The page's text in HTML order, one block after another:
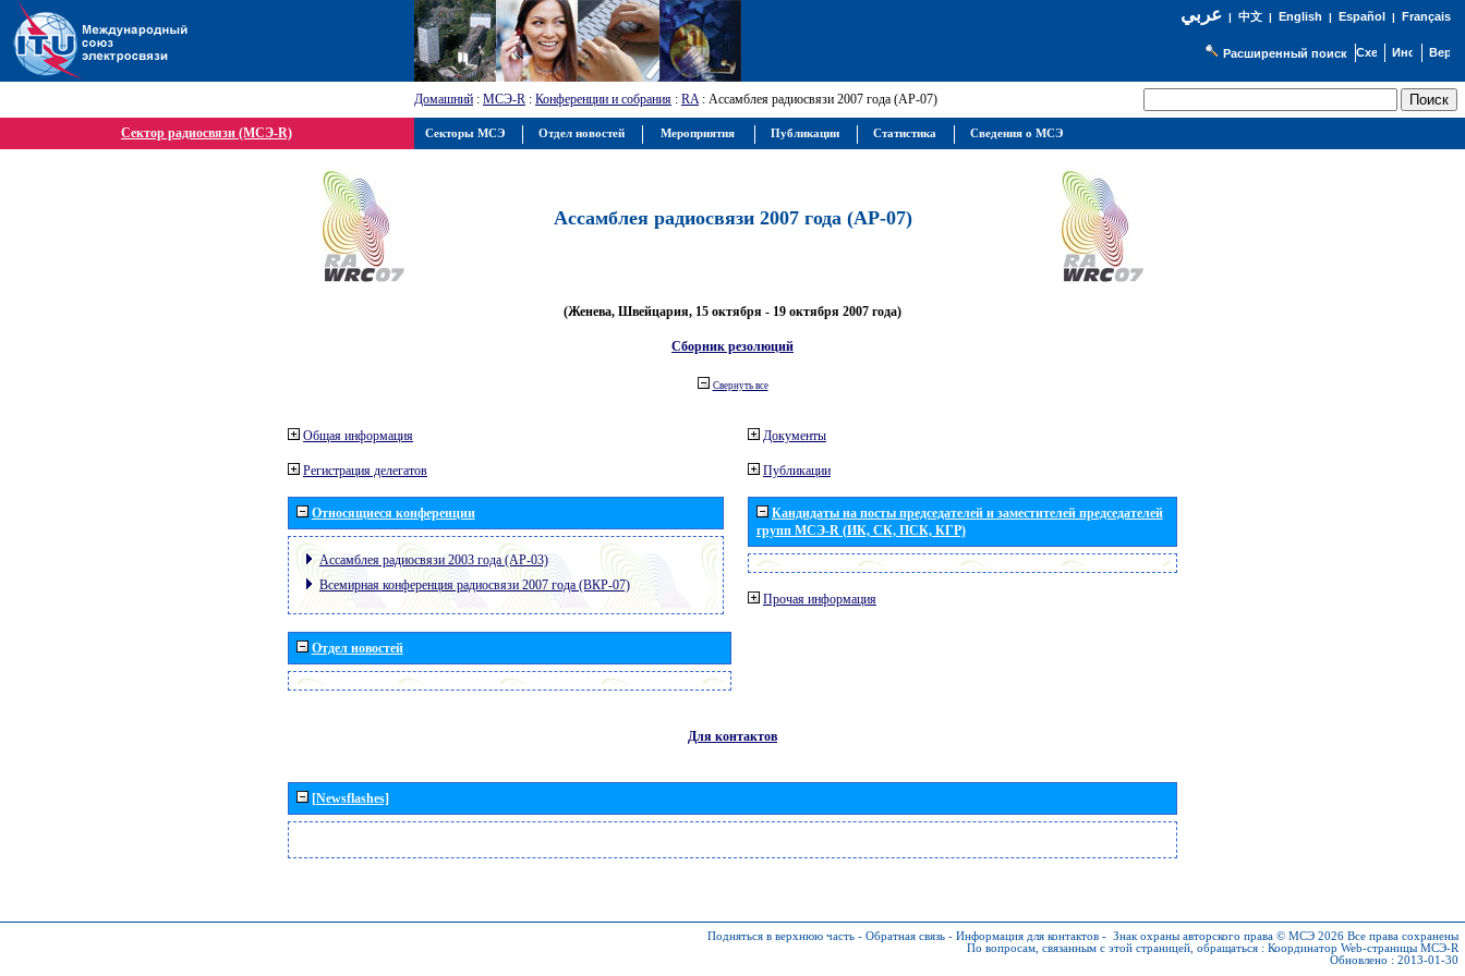
عربي| 中文| English | Español | Français
Расширенный поиск
Домашний : МСЭ-R : Конференции и собрания : RA: Ассамблея радиосвязи 2007 года (АР-07)
Сектор радиосвязи (МСЭ-R)
Ассамблея радиосвязи 2007 года (АР-07)
(Женева, Швейцария, 15 октября - 19 октября 2007 года)
Сборник резолюций
Свернуть все
Общая информация
Регистрация делегатов
Относящиеся конференции
Ассамблея радиосвязи 2003 года (АР-03)
Всемирная конференция радиосвязи 2007 года (ВКР-07)
Отдел новостей
Документы
Публикации
Кандидаты на посты председателей и заместителей председателей
групп МСЭ-R (ИК, СК, ПСК, КГР)
Прочая информация
Для контактов
[Newsflashes]
Подняться в верхнюю часть - Обратная связь - Информация для контактов - Знак охраны авторского права © МСЭ 2026 Все права сохранены
По вопросам, связанным с этой страницей, обращаться : Координатор Web-страницы МСЭ-R
Обновлено : 2013-01-30
Секторы МСЭ Отдел новостей Мероприятия Публикации Статистика Сведения о МСЭ